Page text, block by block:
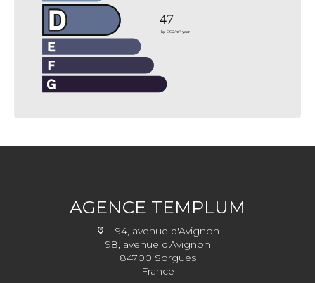
AGENCE TEMPLUM
94, avenue d'Avignon
98, avenue d'Avignon
84700 Sorgues
France